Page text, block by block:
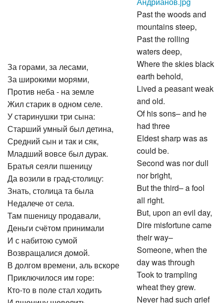
За горами, за лесами,
За широкими морями,
Против неба - на земле
Жил старик в одном селе.
У старинушки три сына:
Старший умный был детина,
Средний сын и так и сяк,
Младший вовсе был дурак.
Братья сеяли пшеницу
Да возили в град-столицу:
Знать, столица та была
Недалече от села.
Там пшеницу продавали,
Деньги счётом принимали
И с набитою сумой
Возвращалися домой.
В долгом времени, аль вскоре
Приключилося им горе:
Кто-то в поле стал ходить
Past the woods and
mountains steep,
Past the rolling
waters deep,
Where the skies black
earth behold,
Lived a peasant weak
and old.
Of his sons– and he
had three
Eldest sharp was as
could be.
Second was nor dull
nor bright,
But the third– a fool
all right.
But, upon an evil day,
Dire misfortune came
their way–
Someone, when the
day was through
Took to trampling
wheat they grew.
Never had such grief